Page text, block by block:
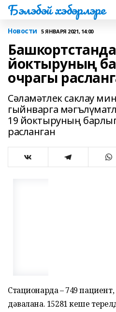
Бэлэбэй хэбэрлэре
Новости 5 ЯНВАРЯ 2021, 14:00
йоктыруның
очрагы
Сәламәтлек саклау
гыйнварга
19 йоктыруның
расланган
Стационарда – 749 пациент,
дәвалана. 15281 кеше